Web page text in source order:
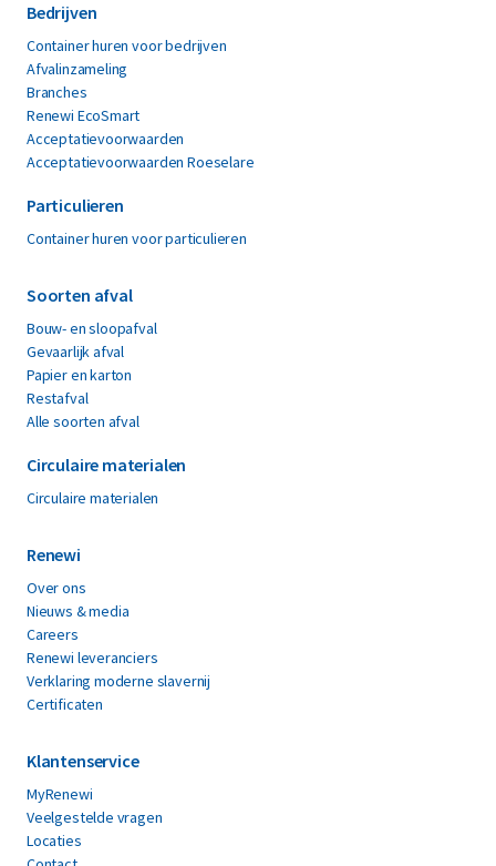
Bedrijven
Container huren voor bedrijven
Afvalinzameling
Branches
Renewi EcoSmart
Acceptatievoorwaarden
Acceptatievoorwaarden Roeselare
Particulieren
Container huren voor particulieren
Soorten afval
Bouw- en sloopafval
Gevaarlijk afval
Papier en karton
Restafval
Alle soorten afval
Circulaire materialen
Circulaire materialen
Renewi
Over ons
Nieuws & media
Careers
Renewi leveranciers
Verklaring moderne slavernij
Certificaten
Klantenservice
MyRenewi
Veelgestelde vragen
Locaties